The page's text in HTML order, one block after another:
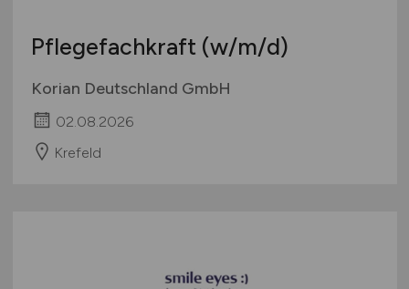
Pflegefachkraft (w/m/d)
Korian Deutschland GmbH
02.08.2026
Krefeld